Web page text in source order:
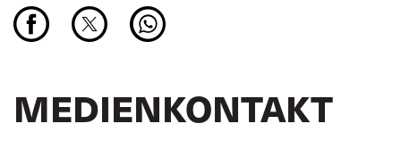
MEDIENKONTAKT